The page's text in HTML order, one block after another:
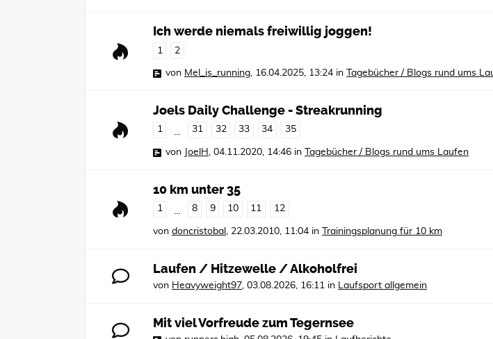
Ich werde niemals freiwillig joggen!
1 2
von Mel_is_running, 16.04.2025, 13:24 in Tagebücher / Blogs rund ums
Joels Daily Challenge - Streakrunning
1 31 32 33 34 35
von JoelH 04.11.2020, 14:46 in Tagebücher / Blogs rund ums Laufen
10 km unter 35
1 8 9 10 11 12
von doncristobal 22.03.2010, 11:04 in Trainingsplanung für 10 km
Laufen / Hitzewelle / Alkoholfrei
von Heavyweight97 03.08.2026, 16:11 in Laufsport allgemein
Mit viel Vorfreude zum Tegernsee